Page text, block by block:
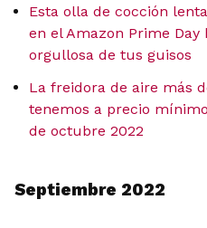
Esta olla de cocción
en el Amazon Prime
orgullosa de tus guisos
La freidora de aire más
tenemos a precio
de octubre 2022
Septiembre 2022